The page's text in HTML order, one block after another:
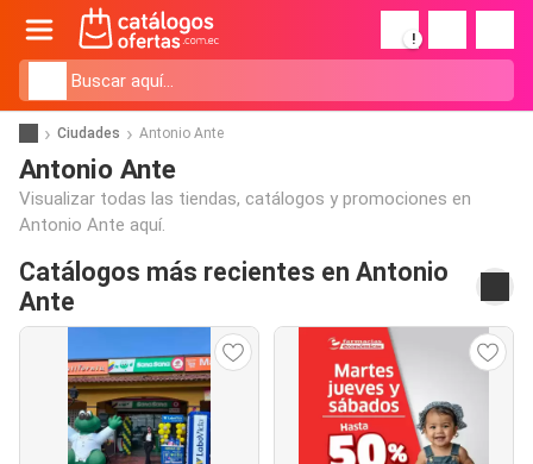
!
Ciudades Antonio Ante
Antonio Ante
Visualizar todas las tiendas, catálogos y promociones en
Antonio Ante aquí.
Catálogos más recientes en Antonio
Ante